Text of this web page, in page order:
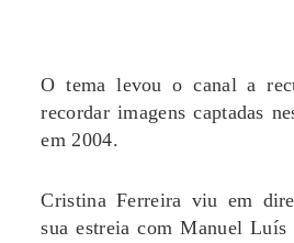
O tema levou o canal a
recordar imagens captadas
em 2004.
Cristina Ferreira viu em
sua estreia com Manuel Luís